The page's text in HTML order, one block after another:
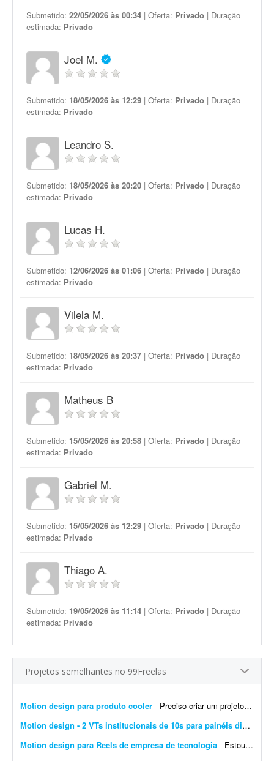
Submetido: 22/05/2026 às 00:34 | Oferta: Privado | Duração
estimada: Privado
Joel M.
Submetido: 18/05/2026 às 12:29 | Oferta: Privado | Duração
estimada: Privado
Leandro S.
Submetido: 18/05/2026 às 20:20 | Oferta: Privado | Duração
estimada: Privado
Lucas H.
Submetido: 12/06/2026 às 01:06 | Oferta: Privado | Duração
estimada: Privado
Vilela M.
Submetido: 18/05/2026 às 20:37 | Oferta: Privado | Duração
estimada: Privado
Matheus B
Submetido: 15/05/2026 às 20:58 | Oferta: Privado | Duração
estimada: Privado
Gabriel M.
Submetido: 15/05/2026 às 12:29 | Oferta: Privado | Duração
estimada: Privado
Thiago A.
Submetido: 19/05/2026 às 11:14 | Oferta: Privado | Duração
estimada: Privado
Projetos semelhantes no 99Freelas
Motion design para produto cooler - Preciso criar um projeto de motion design para o produto cooler promocional. Link do produto: https://www.rampazzo.com.br/cooler-24latas-promocional
Motion design - 2 VTs institucionais de 10s para painéis digitais
Motion design para Reels de empresa de tecnologia - Estou procurando um motion designer criativo para desenvolver Reels curtos (15 a 30 segundos) para uma empresa de tecnologia chamada D'Orsay Studio. Estamos no início. A empresa atua c...